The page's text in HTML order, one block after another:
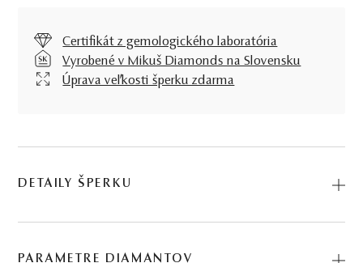
Certifikát z gemologického laboratória
Vyrobené v Mikuš Diamonds na Slovensku
Úprava veľkosti šperku zdarma
DETAILY ŠPERKU
perfektne súznejú na umelecky stvárnenej šíne a spolu s
PARAMETRE DIAMANTOV